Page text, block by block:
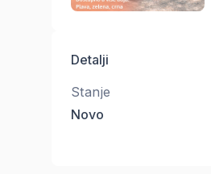
Detalji
Stanje
Novo